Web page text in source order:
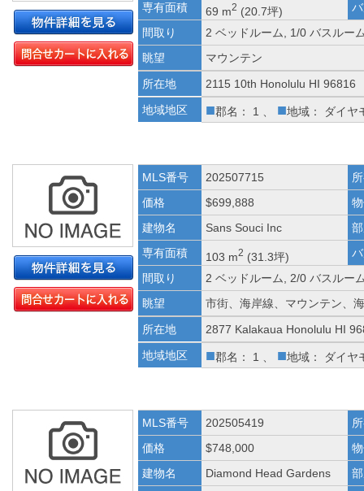
専有面積
69 m2 (20.7坪)
間取り
2 ベッドルーム, 1/0 バスルー
眺望
マウンテン
所在地
2115 10th Honolulu HI 96816
地域地区
■郡名： 1 、 ■地域： ダイヤ
MLS番号 202507715
価格
$699,888
建物名
Sans Souci Inc
専有面積
103 m2 (31.3坪)
間取り
2 ベッドルーム, 2/0 バスルー
眺望
市街、海岸線、マウンテン、
所在地
2877 Kalakaua Honolulu HI
地域地区
■郡名： 1 、 ■地域： ダイヤ
MLS番号 202505419
価格
$748,000
建物名
Diamond Head Gardens